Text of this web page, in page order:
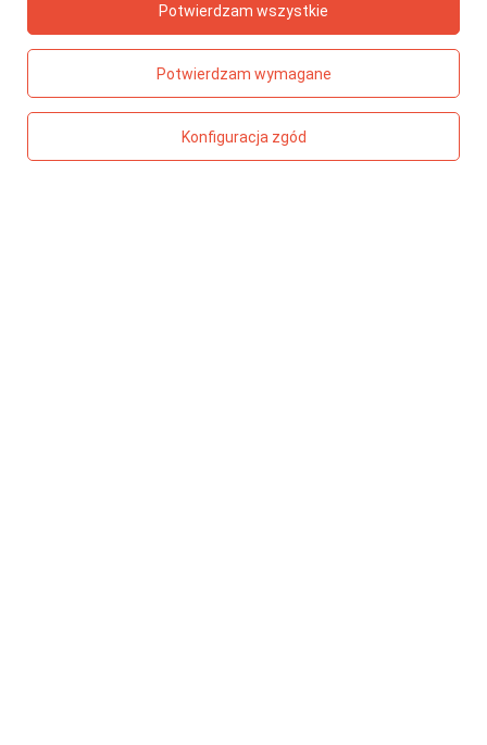
TOP 5 - KSIĄŻECZKI
Detektyw Pozytywka – Grzegorz Kasdepke
Kaligrafia dla dzieci
Książka z rowkami – literki
Potwierdzam wymagane
Konfiguracja zgód
Potwierdzam wszystkie